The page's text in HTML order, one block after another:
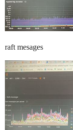
raft mesages